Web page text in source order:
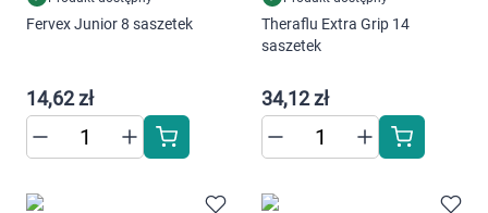
Higiena
Fervex Junior 8 saszetek
14,62 zł
Theraflu Extra Grip 14
saszetek
34,12 zł